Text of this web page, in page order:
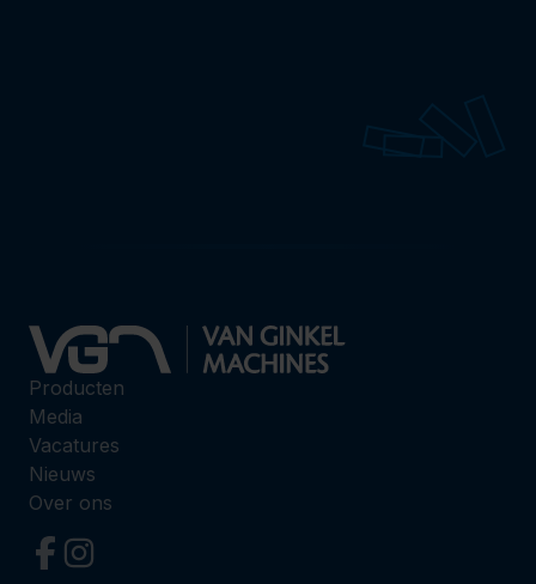
Producten
Media
Vacatures
Nieuws
Over ons